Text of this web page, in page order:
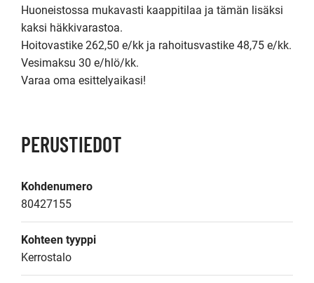
Huoneistossa mukavasti kaappitilaa ja tämän lisäksi
kaksi häkkivarastoa.
Hoitovastike 262,50 e/kk ja rahoitusvastike 48,75 e/kk.
Vesimaksu 30 e/hlö/kk.
Varaa oma esittelyaikasi!
PERUSTIEDOT
Kohdenumero
80427155
Kohteen tyyppi
Kerrostalo